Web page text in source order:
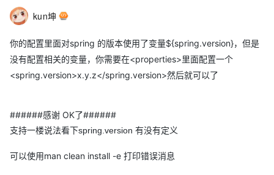
结果我的一直都是那样。求大家帮帮忙。注：仓库网页可以正常访问，也
可以下载。
kun坤
你的配置里面对spring 的版本使用了变量${spring.version}，但是
没有配置相关的变量，你需要在<properties>里面配置一个
<spring.version>x.y.z</spring.version>然后就可以了
######感谢 OK了######
支持一楼说法看下spring.version 有没有定义
可以使用man clean install -e 打印错误消息